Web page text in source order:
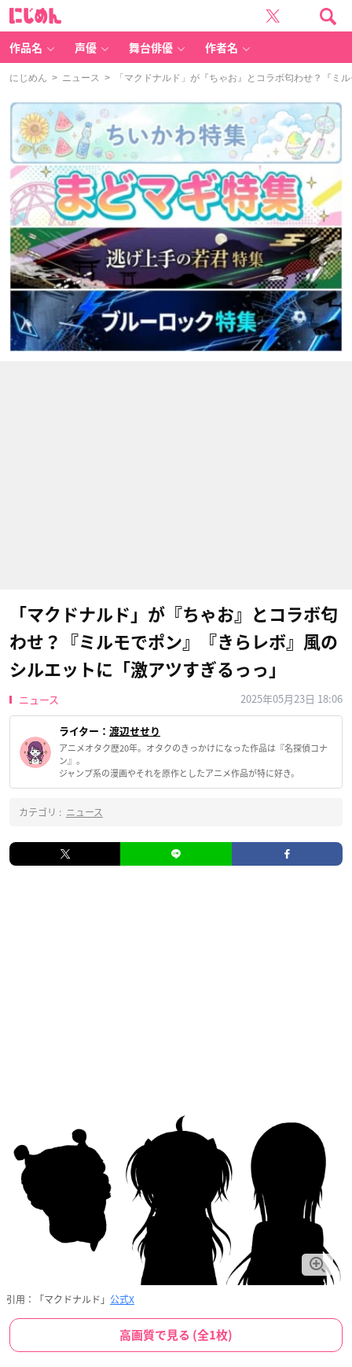
作品名 声優 舞台俳優 作者名
にじめん > ニュース > 「マクドナルド」が『ちゃお』とコラボ匂わせ？『ミ
「マクドナルド」が『ちゃお』とコラボ匂
わせ？『ミルモでポン』『きらレボ』風の
シルエットに「激アツすぎるっっ」
ニュース 2025年05月23日 18:06
ライター： 渡辺せせり
アニメオタク歴20年。オタクのきっかけになった作品は『名探偵コナ
ン』。
ジャンプ系の漫画やそれを原作としたアニメ作品が特に好き。
カテゴリ : ニュース
引用：「マクドナルド」 公式X
高画質で見る (全1枚)